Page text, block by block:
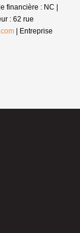
financière : NC |
: 62 rue
| Entreprise